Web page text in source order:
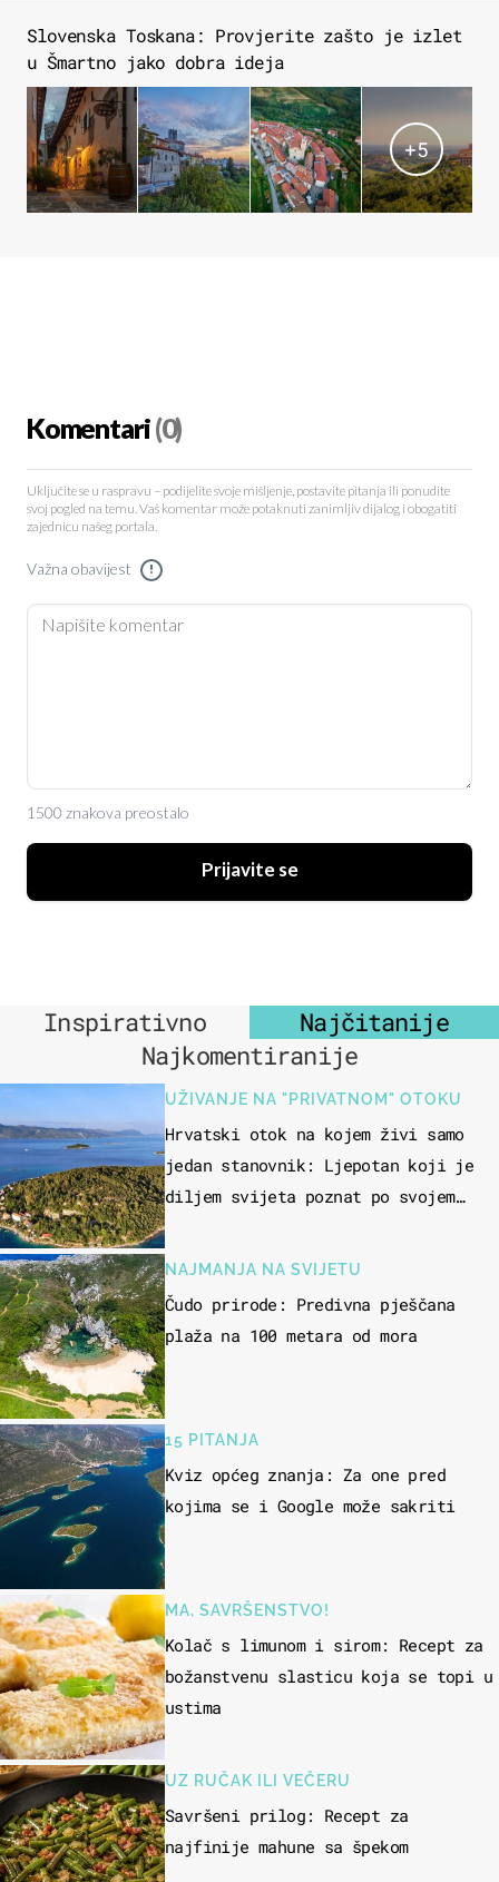
Slovenska Toskana: Provjerite zašto je izlet
u Šmartno jako dobra ideja
+5
Komentari(0)
Uključite se u raspravu – podijelite svoje mišljenje, postavite pitanja ili ponudite
svoj pogled na temu. Vaš komentar može potaknuti zanimljiv dijalog i obogatiti
zajednicu našeg portala.
Važna obavijest !
1500 znakova preostalo
Prijavite se
Inspirativno
Najčitanije
Najkomentiranije
UŽIVANJE NA "PRIVATNOM" OTOKU
Hrvatski otok na kojem živi samo
jedan stanovnik: Ljepotan koji je
diljem svijeta poznat po svojem
NAJMANJA NA SVIJETU
Čudo prirode: Predivna pješčana
plaža na 100 metara od mora
15 PITANJA
Kviz općeg znanja: Za one pred
kojima se i Google može sakriti
MA, SAVRŠENSTVO!
Kolač s limunom i sirom: Recept za
božanstvenu slasticu koja se topi u
ustima
UZ RUČAK ILI VEČERU
Savršeni prilog: Recept za
najfinije mahune sa špekom